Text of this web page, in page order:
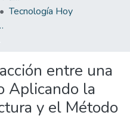
Tecnología Hoy
Hoy
entre una
Aplicando la
y el Método